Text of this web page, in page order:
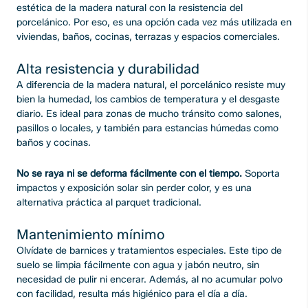
estética de la madera natural con la resistencia del
porcelánico. Por eso, es una opción cada vez más utilizada en
viviendas, baños, cocinas, terrazas y espacios comerciales.
Alta resistencia y durabilidad
A diferencia de la madera natural, el porcelánico resiste muy
bien la humedad, los cambios de temperatura y el desgaste
diario. Es ideal para zonas de mucho tránsito como salones,
pasillos o locales, y también para estancias húmedas como
baños y cocinas.
No se raya ni se deforma fácilmente con el tiempo. Soporta
impactos y exposición solar sin perder color, y es una
alternativa práctica al parquet tradicional.
Mantenimiento mínimo
Olvídate de barnices y tratamientos especiales. Este tipo de
suelo se limpia fácilmente con agua y jabón neutro, sin
necesidad de pulir ni encerar. Además, al no acumular polvo
con facilidad, resulta más higiénico para el día a día.